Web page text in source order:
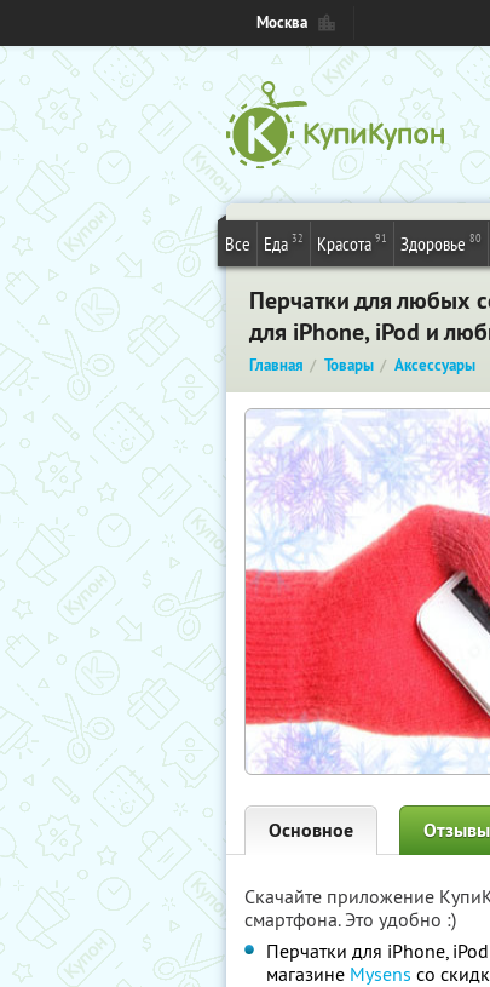
Москва
Все Еда 32 Красота 91 Здоровье 80
Перчатки для любых
для iPhone, iPod и
Главная Товары Аксессуары
Основное Отзывы
Скачайте приложение
смартфона. Это удобно :)
Перчатки для iPhone,
магазине Mysens со